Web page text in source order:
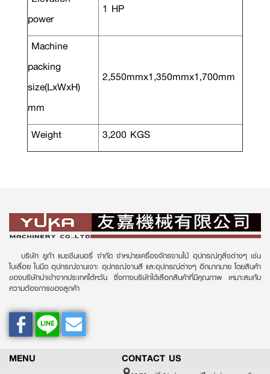
power
1 HP
Machine
packing
size(LxWxH)
mm
2,550mmx1,350mmx1,700mm
Weight 3,200 KGS
บริษัท ยูก้า แมชชีนเนอรี่ จำกัด จำหน่ายเครื่องจักรงานไม้ อุปกรณ์ทูลิ่งต่างๆ เช่น
ใบเลื่อย ใบมีด อุปกรณ์งานเจาะ อุปกรณ์งานสี และอุปกรณ์ต่างๆ อีกมากมาย โดยสินค้า
ของบริษัทนำเข้าจากประเทศไต้หวัน ซึ่งทางบริษัทได้เลือกสินค้าที่มีคุณภาพ เหมาะสมกับ
ความต้องการของลูกค้า
MENU CONTACT US